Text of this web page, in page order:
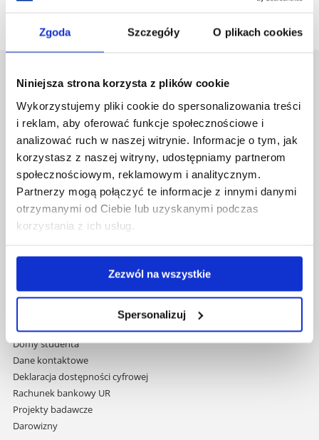
Zgoda Szczegóły O plikach cookies
Niniejsza strona korzysta z plików cookie
Wykorzystujemy pliki cookie do spersonalizowania treści
i reklam, aby oferować funkcje społecznościowe i
analizować ruch w naszej witrynie. Informacje o tym, jak
korzystasz z naszej witryny, udostępniamy partnerom
społecznościowym, reklamowym i analitycznym.
Partnerzy mogą połączyć te informacje z innymi danymi
otrzymanymi od Ciebie lub uzyskanymi podczas
korzystania z ich usług.
Zezwól na wszystkie
Spersonalizuj
Uniwersytet Rzeszowski
Al. Tadeusza Rejtana 16C
35-959 Rzeszów
Pomiń
nawigację
przejdź
do
treści
Polityka prywatności
Mapa serwisu
Biblioteka
Wydawnictwo
Covid info
Studia podyplomowe
Zamówienia publiczne
Fundusze strukturalne
Projekty współfinansowane przez UE
Projekty realizowane z KPO
Wynajem sal
Domy studenta
Dane kontaktowe
Deklaracja dostępności cyfrowej
Rachunek bankowy UR
Projekty badawcze
Darowizny